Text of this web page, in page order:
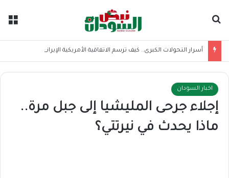
اخبار السودان
إجلاء جرحى المليشيا إلى جبل مرة..
ماذا يحدث في نيرتتي؟